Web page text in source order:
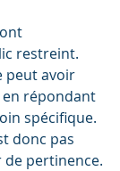
restreint.
peut avoir
répondant
spécifique.
donc pas
pertinence.